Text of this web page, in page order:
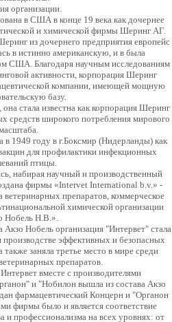
организации.
в США в конце 19 века как дочернее
и химической фирмы Шеринг АГ.
из дочернего предприятия европейс
в истинно американскую, и в была
США. Благодаря научным исследованиям
активности, корпорация Шеринг
компании, имеющей мощную
базу.
стала известна как корпорация Шеринг
средств широкого потребления мирового
в 1949 году в г.Боксмир (Нидерланды) как
для профилактики инфекционных
птицы.
набирая научный и производственный
фирмы «Intervet International b.v.» -
ветеринарных препаратов, коммерческое
химической организации
Нобель Н.В.».
Нобель организация "Интервет" стала
эффективных и безопасных
заняла третье место в мире среди
препаратов.
вместе с производителями
и "Нобилон вышла из состава Акзо
фармацевтический Концерн и "Органон
фирмы было и является соответствие
и профессионализма на всех уровнях: от